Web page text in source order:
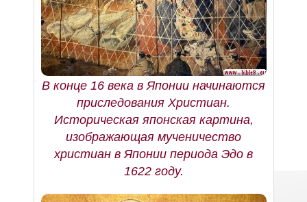
В конце 16 века в Японии начинаются
приследования Христиан.
Историческая японская картина,
изображающая мученичество
христиан в Японии периода Эдо в
1622 году.